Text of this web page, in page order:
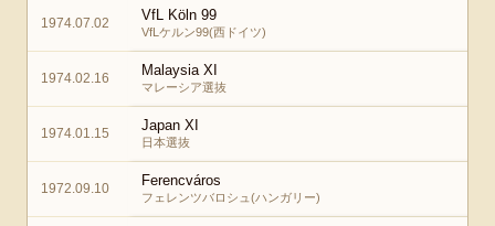
1974.07.02 VfL Köln 99
VfLケルン99(西ドイツ)
1974.02.16 Malaysia XI
マレーシア選抜
1974.01.15 Japan XI
日本選抜
1972.09.10 Ferencváros
フェレンツバロシュ(ハンガリー)